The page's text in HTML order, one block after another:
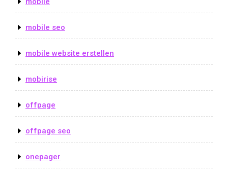
mobile seo
mobile website erstellen
mobirise
offpage
offpage seo
onepager